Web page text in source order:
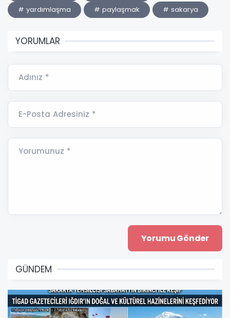
# yardımlaşma # paylaşmak # sakarya
YORUMLAR
Adınız *
E-Posta Adresiniz *
Yorumunuz *
GÜNDEM